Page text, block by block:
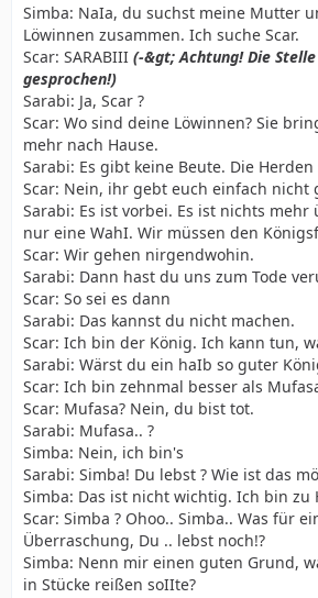
Simba: NaIa, du suchst meine Mutter
Löwinnen zusammen. Ich suche Scar.
Scar: SARABIII (-&gt; Achtung! Die
gesprochen!)
Sarabi: Ja, Scar ?
Scar: Wo sind deine Löwinnen? Sie
mehr nach Hause.
Sarabi: Es gibt keine Beute. Die
Scar: Nein, ihr gebt euch einfach nicht
Sarabi: Es ist vorbei. Es ist nichts
nur eine WahI. Wir müssen den
Scar: Wir gehen nirgendwohin.
Sarabi: Dann hast du uns zum Tode
Scar: So sei es dann
Sarabi: Das kannst du nicht machen.
Scar: Ich bin der König. Ich kann tun,
Sarabi: Wärst du ein haIb so guter
Scar: Ich bin zehnmal besser als
Scar: Mufasa? Nein, du bist tot.
Sarabi: Mufasa.. ?
Simba: Nein, ich bin's
Sarabi: Simba! Du lebst ? Wie ist das
Simba: Das ist nicht wichtig. Ich bin zu
Scar: Simba ? Ohoo.. Simba.. Was für
Überraschung, Du .. lebst noch!?
Simba: Nenn mir einen guten Grund,
in Stücke reißen soIIte?